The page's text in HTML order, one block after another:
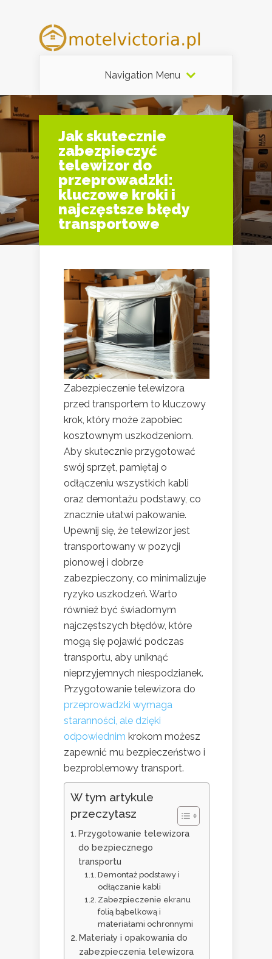
Navigation Menu
Jak skutecznie
zabezpieczyć
telewizor do
przeprowadzki:
kluczowe kroki i
najczęstsze błędy
transportowe
Zabezpieczenie telewizora
przed transportem to kluczowy
krok, który może zapobiec
kosztownym uszkodzeniom.
Aby skutecznie przygotować
swój sprzęt, pamiętaj o
odłączeniu wszystkich kabli
oraz demontażu podstawy, co
znacznie ułatwi pakowanie.
Upewnij się, że telewizor jest
transportowany w pozycji
pionowej i dobrze
zabezpieczony, co minimalizuje
ryzyko uszkodzeń. Warto
również być świadomym
najczęstszych błędów, które
mogą się pojawić podczas
transportu, aby uniknąć
nieprzyjemnych niespodzianek.
Przygotowanie telewizora do
przeprowadzki wymaga
staranności, ale dzięki
odpowiednim krokom możesz
zapewnić mu bezpieczeństwo i
bezproblemowy transport.
W tym artykule
przeczytasz
Przygotowanie telewizora
do bezpiecznego
transportu
Demontaż podstawy i
odłączanie kabli
Zabezpieczenie ekranu
folią bąbelkową i
materiałami ochronnymi
Materiały i opakowania do
zabezpieczenia telewizora